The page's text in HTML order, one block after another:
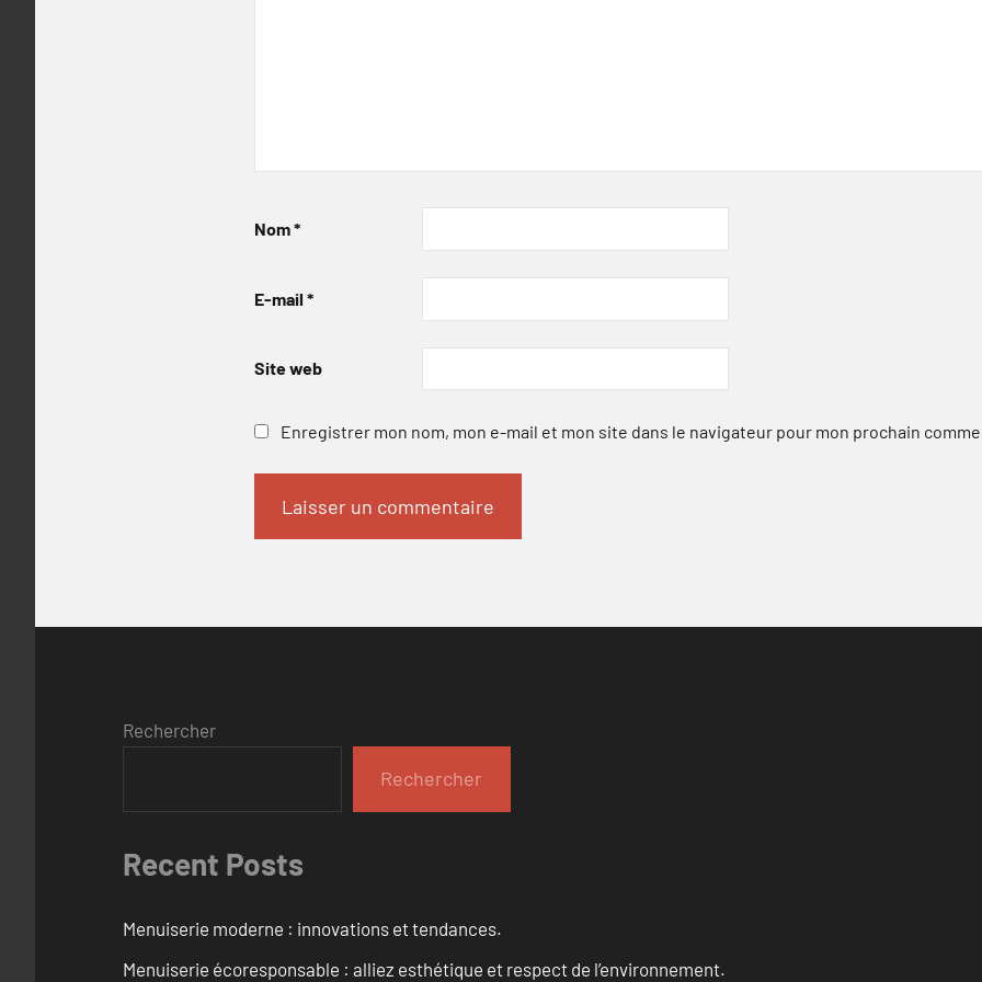
Nom*
E-mail *
Site web
Enregistrer mon nom, mon e-mail et mon site dans le navigateur pour mon prochain
Rechercher
Rechercher
Recent Posts
Menuiserie moderne : innovations et tendances.
Menuiserie écoresponsable : alliez esthétique et respect de l’environnement.